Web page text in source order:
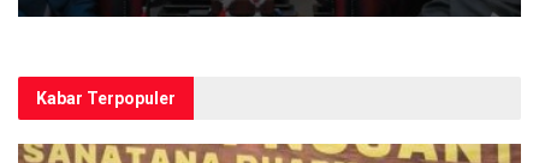
Kabar Terpopuler